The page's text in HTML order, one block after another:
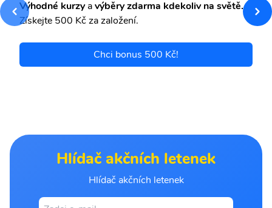
Výhodné kurzyavýběry zdarma kdekoliv na světě.
Získejte 500 Kč za založení.
Chci bonus 500 Kč!
Hlídač akčních letenek
Hlídač akčních letenek